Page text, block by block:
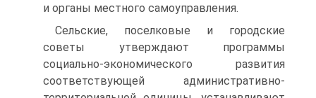
и органы местного самоуправления.
Сельские, поселковые и городские
советы утверждают программы
социально-экономического развития
соответствующей административно-